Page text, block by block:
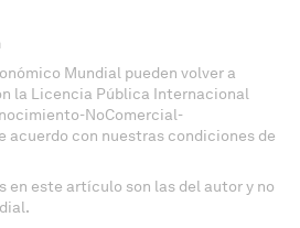
Mundial pueden volver a
la Licencia Pública Internacional
NoComercial-
acuerdo con nuestras condiciones de
en este artículo son las del autor y no